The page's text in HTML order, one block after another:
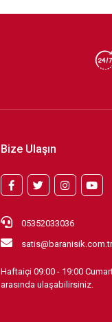
Bize Ulaşın
05352033036
satis@baranisik.com.tr
Haftaiçi 09:00 - 19:00
arasında ulaşabilirsiniz.